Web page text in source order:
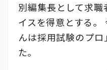
別編集長として求
イスを得意とする。
んは採用試験のプ
た。